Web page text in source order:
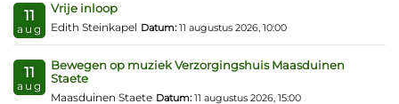
11
aug
Vrije inloop
Edith Steinkapel Datum: 11 augustus 2026, 10:00
11
aug
Bewegen op muziek Verzorgingshuis Maasduinen
Staete
Maasduinen Staete Datum: 11 augustus 2026, 15:00